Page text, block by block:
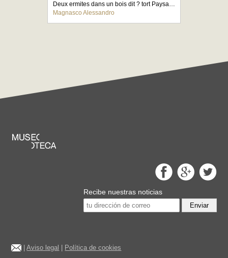
Deux ermites dans un bois dit ? tort Paysage avec saint J?r?me
Magnasco Alessandro
Recibe nuestras noticias
Enviar
|Aviso legal Política de cookies